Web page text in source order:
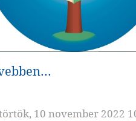
10 november 2022